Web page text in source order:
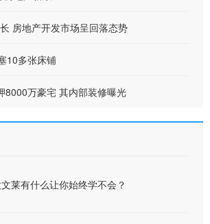
房地产开发市场呈回落态势
10多张床铺
8000万豪宅 其内部装修曝光
莱有什么让你始终学不会？